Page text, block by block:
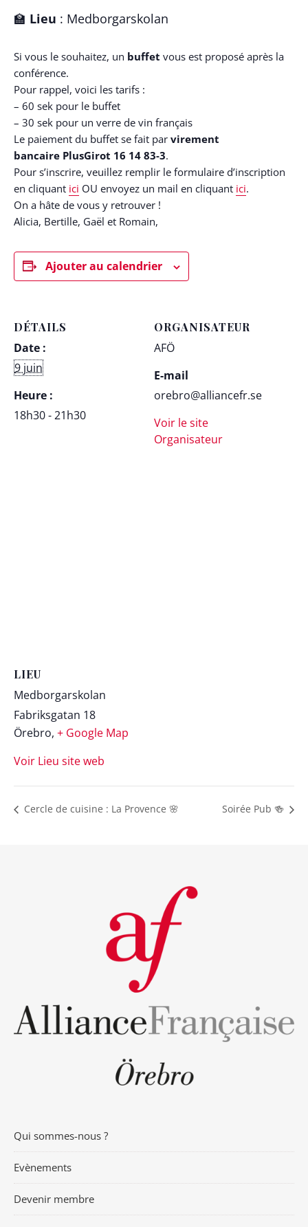
🏫 Lieu : Medborgarskolan
Si vous le souhaitez, un buffet vous est proposé après la
conférence.
Pour rappel, voici les tarifs :
– 60 sek pour le buffet
– 30 sek pour un verre de vin français
Le paiement du buffet se fait par virement
bancaire PlusGirot 16 14 83-3.
Pour s’inscrire, veuillez remplir le formulaire d’inscription
en cliquant ici OU envoyez un mail en cliquant ici.
On a hâte de vous y retrouver !
Alicia, Bertille, Gaël et Romain,
Ajouter au calendrier
DÉTAILS
Date :
9 juin
Heure :
18h30 - 21h30
ORGANISATEUR
AFÖ
E-mail
orebro@alliancefr.se
Voir le site
Organisateur
LIEU
Medborgarskolan
Fabriksgatan 18
Örebro, + Google Map
Voir Lieu site web
Cercle de cuisine : La Provence 🌸 Soirée Pub 🍻
Qui sommes-nous ?
Evènements
Devenir membre